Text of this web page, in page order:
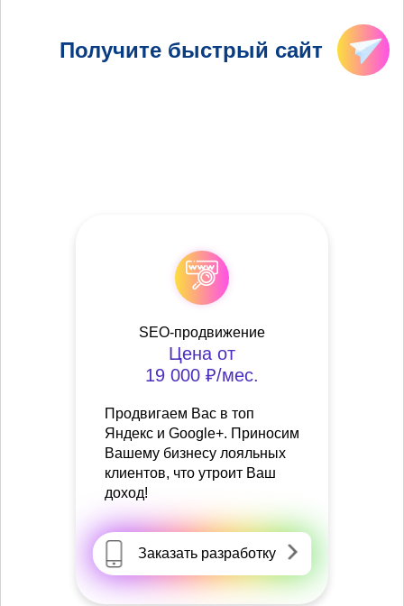
Получите быстрый сайт
SEO-продвижение
Цена от
19 000 ₽/мес.
Продвигаем Вас в топ
Яндекс и Google+. Приносим
Вашему бизнесу лояльных
клиентов, что утроит Ваш
доход!
Заказать разработку